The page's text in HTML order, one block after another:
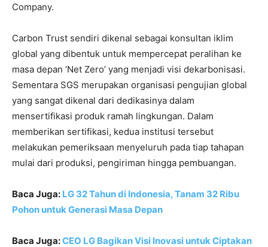
Company.
Carbon Trust sendiri dikenal sebagai konsultan iklim
global yang dibentuk untuk mempercepat peralihan ke
masa depan ‘Net Zero’ yang menjadi visi dekarbonisasi.
Sementara SGS merupakan organisasi pengujian global
yang sangat dikenal dari dedikasinya dalam
mensertifikasi produk ramah lingkungan. Dalam
memberikan sertifikasi, kedua institusi tersebut
melakukan pemeriksaan menyeluruh pada tiap tahapan
mulai dari produksi, pengiriman hingga pembuangan.
Baca Juga: LG 32 Tahun di Indonesia, Tanam 32 Ribu
Pohon untuk Generasi Masa Depan
Baca Juga:CEO LG Bagikan Visi Inovasi untuk Ciptakan